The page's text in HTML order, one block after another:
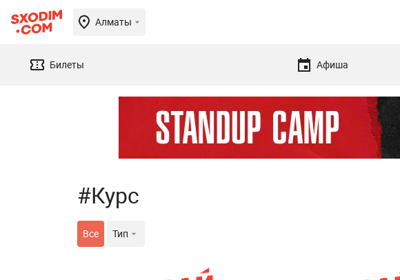
Алматы
Билеты Афиша
#Курс
Все Тип